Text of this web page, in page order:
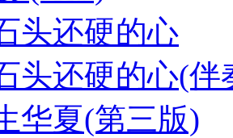
头还硬的心
头还硬的心(伴
华夏(第三版)